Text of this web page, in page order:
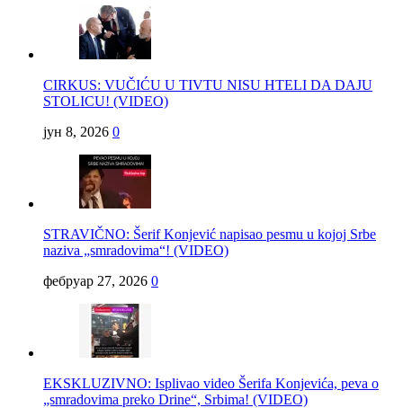
CIRKUS: VUČIĆU U TIVTU NISU HTELI DA DAJU
STOLICU! (VIDEO)
јун 8, 2026 0
STRAVIČNO: Šerif Konjević napisao pesmu u kojoj Srbe
naziva „smradovima“! (VIDEO)
фебруар 27, 2026 0
EKSKLUZIVNO: Isplivao video Šerifa Konjevića, peva o
„smradovima preko Drine“, Srbima! (VIDEO)